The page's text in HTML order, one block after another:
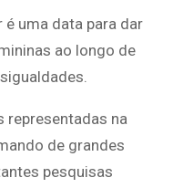
é uma data para dar
ao longo de
representadas na
de grandes
pesquisas